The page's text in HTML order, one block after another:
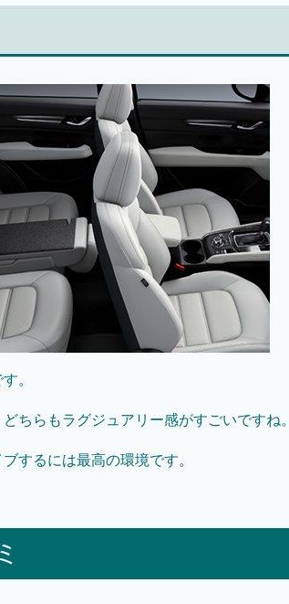
。
ちらもラグジュアリー感がすごいですね。
するには最高の環境です。